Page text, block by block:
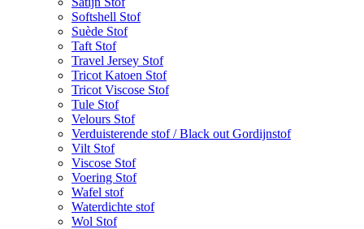
Softshell Stof
Suède Stof
Taft Stof
Travel Jersey Stof
Tricot Katoen Stof
Tricot Viscose Stof
Tule Stof
Velours Stof
Verduisterende stof / Black out Gordijnstof
Vilt Stof
Viscose Stof
Voering Stof
Wafel stof
Waterdichte stof
Wol Stof